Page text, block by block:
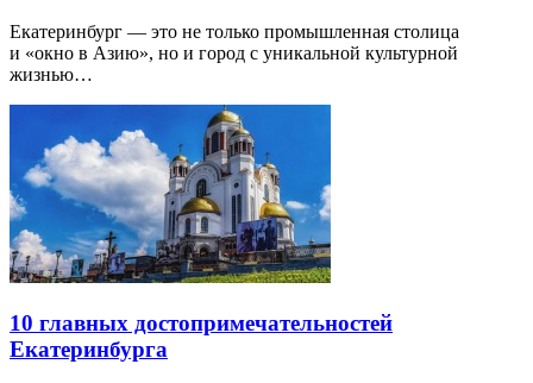
Екатеринбург — это не только промышленная столица
и «окно в Азию», но и город с уникальной культурной
жизнью…
10 главных достопримечательностей
Екатеринбурга